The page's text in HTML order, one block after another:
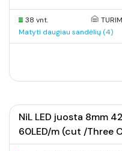
38 vnt.
Matyti daugiau sandėlių (4)
NiL LED juosta 8mm
60LED/m (cut /Three